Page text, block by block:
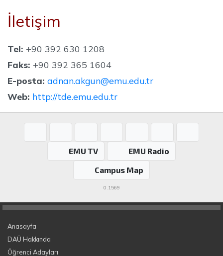
İletişim
Tel: +90 392 630 1208
Faks: +90 392 365 1604
E-posta: adnan.akgun@emu.edu.tr
Web: http://tde.emu.edu.tr
EMU TV
EMU Radio
Campus Map
0.1569
Anasayfa
DAÜ Hakkında
Öğrenci Adayları